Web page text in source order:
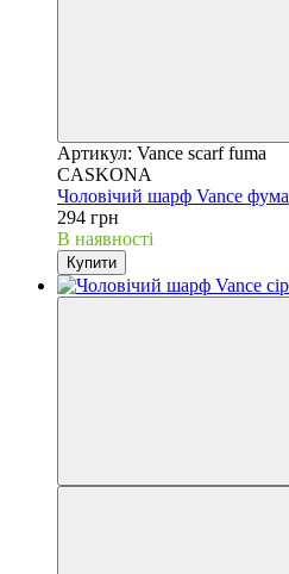
Артикул: Vance scarf fuma
CASKONA
Чоловічий шарф Vance фума
294 грн
В наявності
Купити